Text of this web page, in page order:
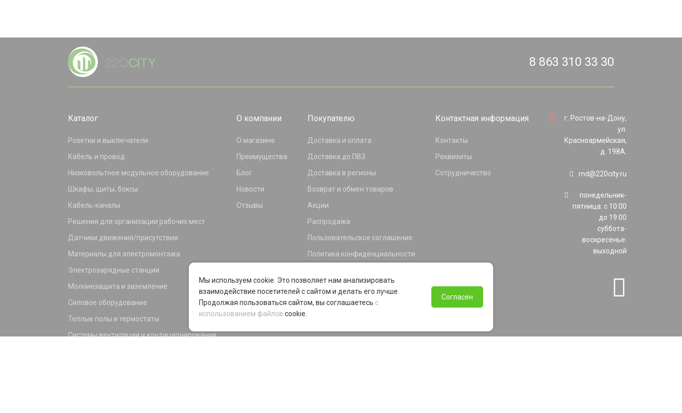
8 863 310 33 30
Каталог
Розетки и выключатели
Кабель и провод
Низковольтное модульное оборудование
Шкафы, щиты, боксы
Кабель-каналы
Решения для организации рабочих мест
Датчики движения/присутствия
Материалы для электромонтажа
Электрозарядные станции
Молниезащита и заземление
Силовое оборудование
Теплые полы и термостаты
Системы вентиляции и кондиционирования
О компании
О магазине
Преимущества
Блог
Новости
Отзывы
Покупателю
Доставка и оплата
Доставка до ПВЗ
Доставка в регионы
Возврат и обмен товаров
Акции
Распродажа
Пользовательское соглашение
Политика конфиденциальности
Программа лояльности
Контактная информация
Контакты
Реквизиты
Сотрудничество
г. Ростов-на-Дону,
ул.
Красноармейская,
д. 198А.
rnd@220city.ru
понедельник-
пятница: с 10:00
до 19:00
суббота-
воскресенье:
выходной
Мы используем cookie. Это позволяет нам анализировать
взаимодействие посетителей с сайтом и делать его лучше.
Продолжая пользоваться сайтом, вы соглашаетесь с
использованием файлов cookie.
Согласен